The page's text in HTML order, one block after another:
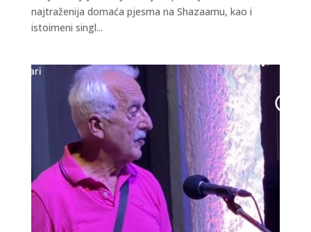
najtraženija domaća pjesma na Shazaamu, kao i
istoimeni singl...